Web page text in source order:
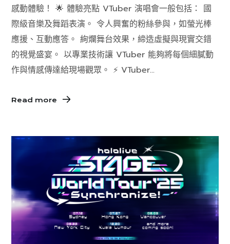
感動體驗！ 🌟 體驗亮點 VTuber 演唱會一般包括： 國
際級音樂及舞蹈表演。 令人興奮的粉絲參與，如螢光棒
應援、互動應答。 絢爛舞台效果，締造虛擬與現實交錯
的視覺盛宴。 以專業技術讓 VTuber 能夠將每個細膩動
作與情感傳達給現場觀眾。 ⚡ VTuber...
Read more